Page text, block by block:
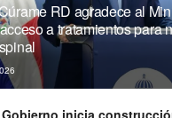
RD agradece al
a tratamientos para